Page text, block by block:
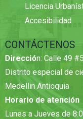
Licencia
Accesibilidad
CONTÁCTENOS
Dirección: Calle 49
Distrito especial de
Medellin Antioquia
Horario de atención
Lunes a Jueves de